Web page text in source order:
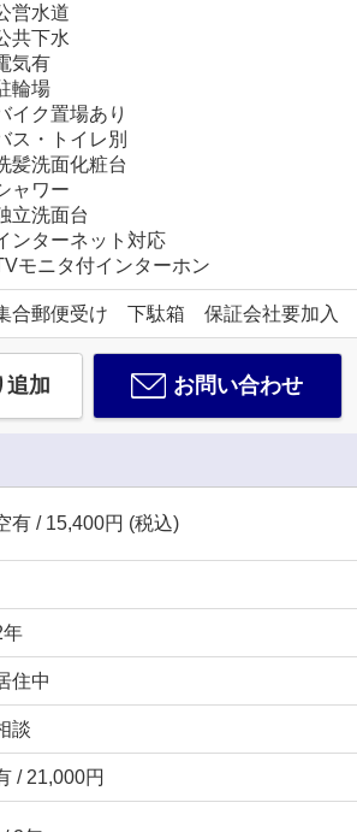
営水道
共下水
気有
輪場
イク置場あり
ス・トイレ別
髪洗面化粧台
ャワー
立洗面台
ンターネット対応
モニタ付インターホン
合郵便受け 下駄箱 保証会社要加入
追加 お問い合わせ
有 / 15,400円 (税込)
年
住中
談
/ 21,000円